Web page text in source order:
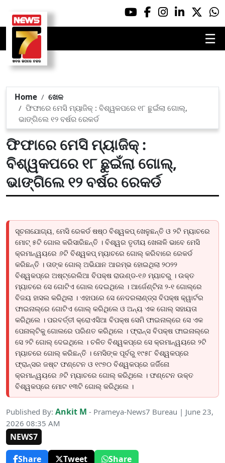
☰
Home
ଖେଳ
ଫିଫାରେ ମେସି ମ୍ୟାଜିକ୍ : ବିଶ୍ୱକପରେ ୧୮ ଛୁଇଁଲା ଗୋଲ୍,
ଭାଙ୍ଗିଲେ ୧୨ ବର୍ଷର ରେକର୍ଡ
ଫିଫାରେ ମେସି ମ୍ୟାଜିକ୍ :
ବିଶ୍ୱକପରେ ୧୮ ଛୁଇଁଲା ଗୋଲ୍,
ଭାଙ୍ଗିଲେ ୧୨ ବର୍ଷର ରେକର୍ଡ
ସୂଚନାଯୋଗ୍ୟ, ମେସି ରେକର୍ଡ ଷଷ୍ଠ ବିଶ୍ୱକପ୍ ଖେଳୁଛନ୍ତି ଓ ୨ଟି ମ୍ୟାଚରେ
ମୋଟ୍ ୫ଟି ଗୋଲ କରିସାରିଛନ୍ତି । ବିଶ୍ୱର ତୃତୀୟ ଖେଳାଳି ଭାବେ ମେସି
କ୍ରମାନ୍ୱୟରେ ୬ଟି ବିଶ୍ୱକପ୍ ମ୍ୟାଚରେ ଗୋଲ୍ କରିବାରେ ରେକର୍ଡ
କରିଛନ୍ତି । ତାଙ୍କ ଗୋଲ୍ ଅଭିଯାନ ଆରମ୍ଭ ହୋଇଥିଲା ୨୦୨୨
ବିଶ୍ୱକପ୍ରେ ଅଷ୍ଟ୍ରେଲିଆ ବିପକ୍ଷ ରାଉଣ୍ଡ-୧୬ ମ୍ୟାଚରୁ । ଉକ୍ତ
ମ୍ୟାଚରେ ସେ ଗୋଟିଏ ଗୋଲ ଦେଇଥିଲେ । ଆର୍ଜେଣ୍ଟିନା ୨-୧ ଗୋଲ୍ରେ
ବିଜୟ ହାସଲ କରିଥିଲା । ଏହାପରେ ସେ ନେଦରଲାଣ୍ଡ୍ସ ବିପକ୍ଷ କ୍ୱାର୍ଟର
ଫାଇନାଲ୍ରେ ଗୋଟିଏ ଗୋଲ୍ କରିଥିଲେ ଓ ଅନ୍ୟ ଏକ ଗୋଲ୍ ସହାୟତା
କରିଥିଲେ । ପରବର୍ତ୍ତୀ କ୍ରୋଏସିଆ ବିପକ୍ଷ ସେମି ଫାଇନାଲ୍ରେ ସେ ଏକ
ପେନାଲ୍ଟିକୁ ଗୋଲରେ ପରିଣତ କରିଥିଲେ । ଫ୍ରାନ୍ସ ବିପକ୍ଷ ଫାଇନାଲ୍ରେ
ସେ ୨ଟି ଗୋଲ୍ ଦେଇଥିଲେ । ଚଳିତ ବିଶ୍ୱକପ୍ରେ ସେ କ୍ରମାନ୍ୱୟରେ ୨ଟି
ମ୍ୟାଚରେ ଗୋଲ୍ କରିଛନ୍ତି । ମେସିଙ୍କ ପୂର୍ବରୁ ୧୯୫୮ ବିଶ୍ୱକପ୍ରେ
ଫ୍ରାନ୍ସର ଜଷ୍ଟ ଫଣ୍ଟେନ ଓ ୧୯୭୦ ବିଶ୍ୱକପ୍ରେ ଜର୍ଜିନୋ
କ୍ରମାନ୍ୱୟରେ ୬ଟି ମ୍ୟାଚରେ ଗୋଲ୍ କରିଥିଲେ । ଫଣ୍ଟେନ ଉକ୍ତ
ବିଶ୍ୱକପ୍ରେ ମୋଟ ୧୩ଟି ଗୋଲ୍ କରିଥିଲେ ।
Published By: Ankit M - Prameya-News7 Bureau | June 23,
2026 08:35 AM
NEWS7
Share
Tweet Share